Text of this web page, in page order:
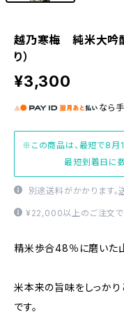
越乃寒梅 純米大
り）
¥3,300
なら
※この商品は、最短で8月
最短到着日に
別途送料がかかります。
¥22,000以上のご注文で
精米歩合48％に磨いた
米本来の旨味をしっか
です。